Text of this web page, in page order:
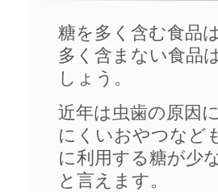
糖を多く含む食品
多く含まない食品
しょう。
近年は虫歯の原因
にくいおやつなど
に利用する糖が少
と言えます。